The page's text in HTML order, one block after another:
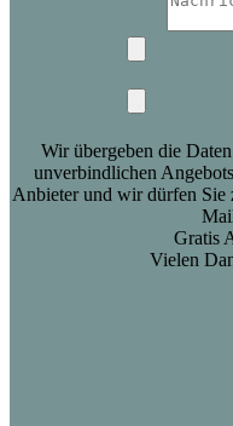
Wir übergeben die
unverbindlichen
Anbieter und wir dürfen Sie
Gratis
Vielen